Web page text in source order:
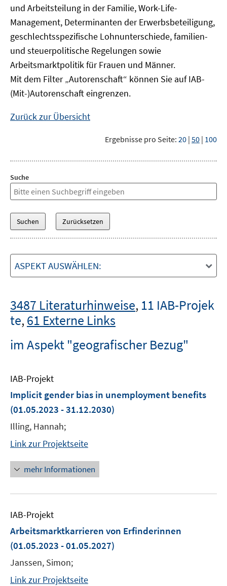
und Arbeitsteilung in der Familie, Work-Life-
Management, Determinanten der Erwerbsbeteiligung,
geschlechtsspezifische Lohnunterschiede, familien-
und steuerpolitische Regelungen sowie
Arbeitsmarktpolitik für Frauen und Männer.
Mit dem Filter „Autorenschaft“ können Sie auf IAB-
(Mit-)Autorenschaft eingrenzen.
Zurück zur Übersicht
Ergebnisse pro Seite: 20 | 50 | 100
Suche
ASPEKT AUSWÄHLEN:
3487 Literaturhinweise, 11 IAB-Projek
te,61 Externe Links
im Aspekt "geografischer Bezug"
IAB-Projekt
Implicit gender bias in unemployment benefits
(01.05.2023 - 31.12.2030)
Illing, Hannah;
Link zur Projektseite
mehr Informationen
IAB-Projekt
Arbeitsmarktkarrieren von Erfinderinnen
(01.05.2023 - 01.05.2027)
Janssen, Simon;
Link zur Projektseite